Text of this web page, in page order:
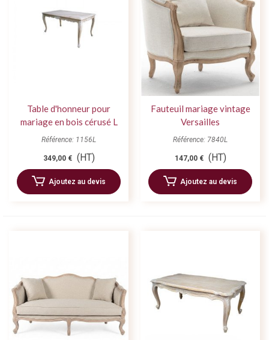
Table d'honneur pour
mariage en bois cérusé L
160 cm
Référence: 1156L
349,00 € (HT)
Ajoutez au devis
Fauteuil mariage vintage
Versailles
Référence: 7840L
147,00 € (HT)
Ajoutez au devis